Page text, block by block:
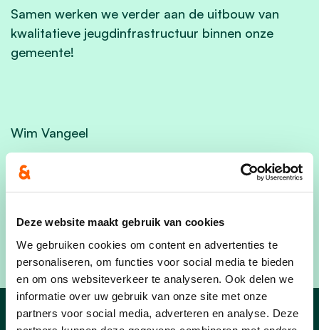
Deze website maakt gebruik van cookies
We gebruiken cookies om content en advertenties te
personaliseren, om functies voor social media te bieden
en om ons websiteverkeer te analyseren. Ook delen we
informatie over uw gebruik van onze site met onze
partners voor social media, adverteren en analyse. Deze
Samen werken we verder aan de uitbouw van
kwalitatieve jeugdinfrastructuur binnen onze
gemeente!
Wim Vangeel
Schepen van jeugd